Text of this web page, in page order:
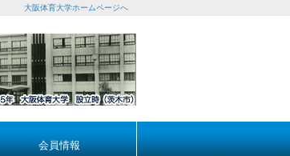
大阪体育大学ホームページへ
会員情報